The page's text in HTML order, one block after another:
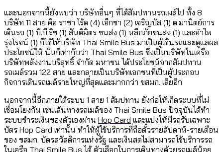
และนอกจากนี้ยังพบว่า บริษัทอื่นๆ ที่ได้สัมปทานรถเมล์ไป ทั้ง 8
บริษัท 11 สาย คือ ราชา โร้ด (4) เอ็กซา (2) เจริญบัส (1) ต.มานิตย์การ
เดินรถ (1) บี.บี.ริช (1) สันติมิตร ขนส่ง (1) หลีกภัยขนส่ง (1) และอำไพ
รุ่งโรจน์ (1) ก็ได้ให้บริษัท Thai Smile Bus มาเป็นผู้เดินรถและดูแลผล
ประโยชน์ให้ นั่นก็เท่ากับว่า Thai Smile Bus ซึ่งเป็นบริษัทในเครือ
บริษัทพลังงานบริสุทธิ์ จำกัด มหาชน ได้ประโยชน์จากสัมปทาน
รถเมล์รวม 122 สาย และกลายเป็นบริษัทเอกชนที่เป็นผู้ประกอบ
กิจการเดินรถเมล์รายใหญ่ที่สุดและมากกว่า ขสมก. เสียอีก
นอกจากนี้อีกภายใต้ระบบ 1 สาย 1 สัมปทาน ยังก่อให้เกิดระบบที่ไม่
เชื่อมโยงกัน เช่นเส้นทางรถเมล์ของ Thai Smile Bus ปัจจุบันได้ทำ
ระบบชำระเงินของตัวเองผ่าน Hop Card และแบ่งให้มีรถรับเฉพาะ
บัตร Hop Card เท่านั้น ทำให้ผู้ใช้บริการที่ถือตั๋วรายสัปดาห์-รายเดือน
ของ ขสมก. บัตรสวัสดิการแห่งรัฐ และเงินสดไม่สามารถใช้บริการรถ
ในเครือ Thai Smile Bus ได้ ตัวเลือกในการเดินทางด้วยรถเมล์น้อย